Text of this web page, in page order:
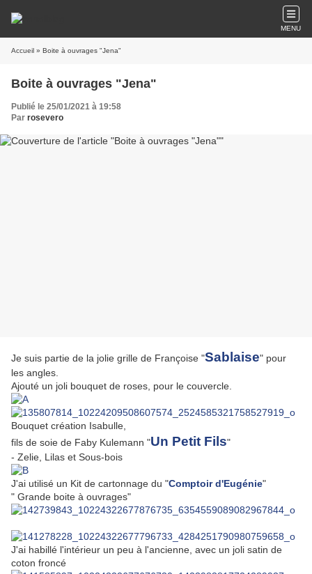
MENU
Accueil » Boite à ouvrages "Jena"
Boite à ouvrages "Jena"
Publié le 25/01/2021 à 19:58
Par rosevero
Je suis partie de la jolie grille de Françoise "Sablaise" pour
les angles.
Ajouté un joli bouquet de roses, pour le couvercle.
Bouquet création Isabulle,
fils de soie de Faby Kulemann "Un Petit Fils"
- Zelie, Lilas et Sous-bois
J'ai utilisé un Kit de cartonnage du "Comptoir d'Eugénie"
" Grande boite à ouvrages"
J'ai habillé l'intérieur un peu à l'ancienne, avec un joli satin de
coton froncé